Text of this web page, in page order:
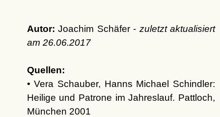
Autor: Joachim Schäfer - zuletzt aktualisiert
am 26.06.2017
Quellen:
• Vera Schauber, Hanns Michael Schindler:
Heilige und Patrone im Jahreslauf. Pattloch,
München 2001